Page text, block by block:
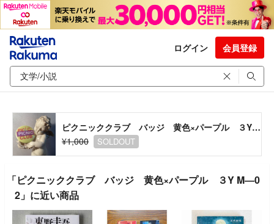
ログイン 会員登録
ピクニッククラブ バッジ 黄色×パープル ３Y M―02
¥1,000
SOLDOUT
「ピクニッククラブ バッジ 黄色×パープル ３Y M―0
2」に近い商品